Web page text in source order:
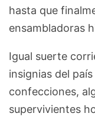
hasta que
ensambladoras
Igual suerte
insignias del
confecciones,
supervivientes